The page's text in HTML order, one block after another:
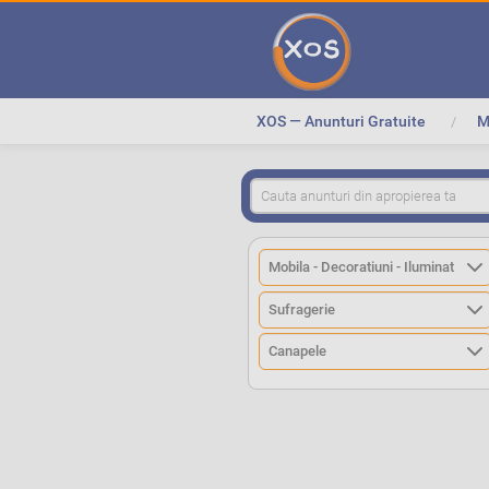
XOS — Anunturi Gratuite